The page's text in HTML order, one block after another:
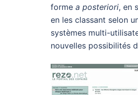
forme a posteriori, en
en les classant selon
systèmes multi-
nouvelles possibilités